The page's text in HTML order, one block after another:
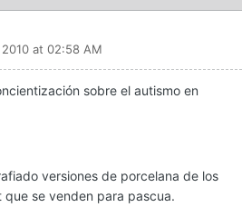
at 02:58 AM
sobre el autismo en
versiones de porcelana de los
se venden para pascua.